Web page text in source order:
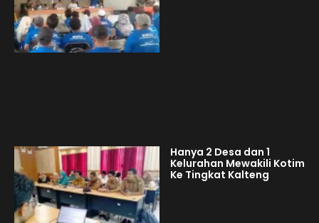
Hanya 2 Desa dan 1
Kelurahan Mewakili Kotim
Ke Tingkat Kalteng